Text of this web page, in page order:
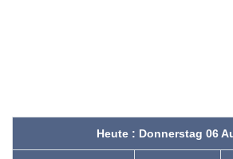
Heute : Donnerstag 06